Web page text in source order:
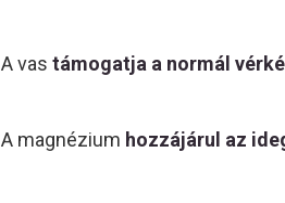
A vas támogatja a normál
A magnézium hozzájárul az